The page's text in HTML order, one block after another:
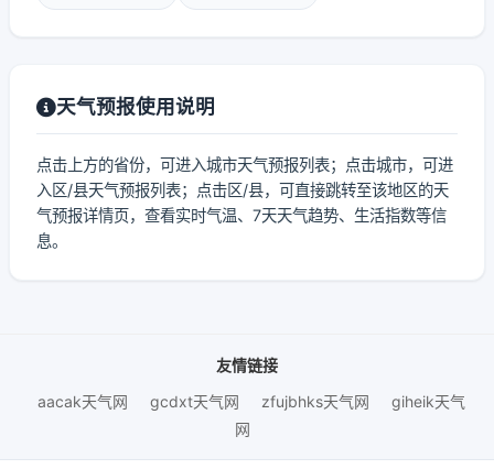
天气预报使用说明
点击上方的省份，可进入城市天气预报列表；点击城市，可进
入区/县天气预报列表；点击区/县，可直接跳转至该地区的天
气预报详情页，查看实时气温、7天天气趋势、生活指数等信
息。
友情链接
aacak天气网
gcdxt天气网 zfujbhks天气网
giheik天气
网